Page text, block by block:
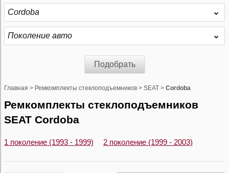
Cordoba
Поколение авто
Подобрать
Главная > Ремкомплекты стеклоподъемников > SEAT > Cordoba
Ремкомплекты стеклоподъемников
SEAT Cordoba
1 поколение (1993 - 1999) 2 поколение (1999 - 2003)